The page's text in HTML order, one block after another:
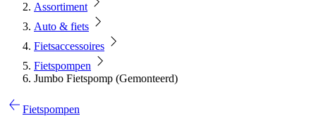
Assortiment
Auto & fiets
Fietsaccessoires
Fietspompen
Jumbo Fietspomp (Gemonteerd)
Fietspompen